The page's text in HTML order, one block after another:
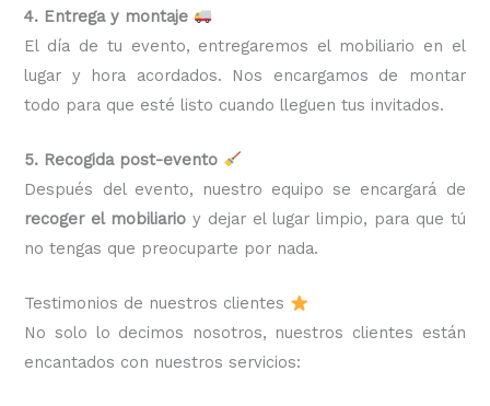
4. Entrega y montaje
El día de tu evento, entregaremos el mobiliario en el
lugar y hora acordados. Nos encargamos de montar
todo para que esté listo cuando lleguen tus invitados.
5. Recogida post-evento
Después del evento, nuestro equipo se encargará de
recoger el mobiliario y dejar el lugar limpio, para que tú
no tengas que preocuparte por nada.
Testimonios de nuestros clientes
No solo lo decimos nosotros, nuestros clientes están
encantados con nuestros servicios: